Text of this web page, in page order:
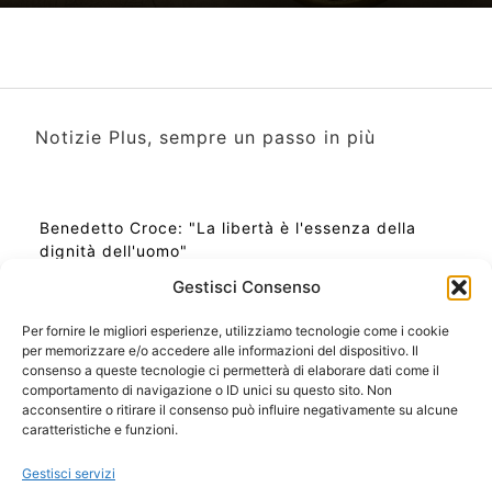
Gestisci Consenso
Per fornire le migliori esperienze, utilizziamo tecnologie come i cookie
per memorizzare e/o accedere alle informazioni del dispositivo. Il
consenso a queste tecnologie ci permetterà di elaborare dati come il
comportamento di navigazione o ID unici su questo sito. Non
acconsentire o ritirare il consenso può influire negativamente su alcune
caratteristiche e funzioni.
Gestisci servizi
Notizie Plus, sempre un passo in più
Benedetto Croce: "La libertà è l'essenza della
dignità dell'uomo"
Ora Esatta in Italia in questo momento
Ti Senti Strano Ultimamente? Potrebbe Essere per
la Risonanza di Schumann
Come Sapere Se Stai Ascendendo alla Quinta